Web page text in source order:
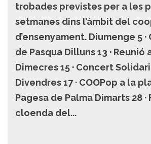
trobades previstes per a les
setmanes dins l’àmbit del
d’ensenyament. Diumenge 5
de Pasqua Dilluns 13 · Reunió
Dimecres 15 · Concert
Divendres 17 · COOPop a la
Pagesa de Palma Dimarts 28 ·
cloenda del...